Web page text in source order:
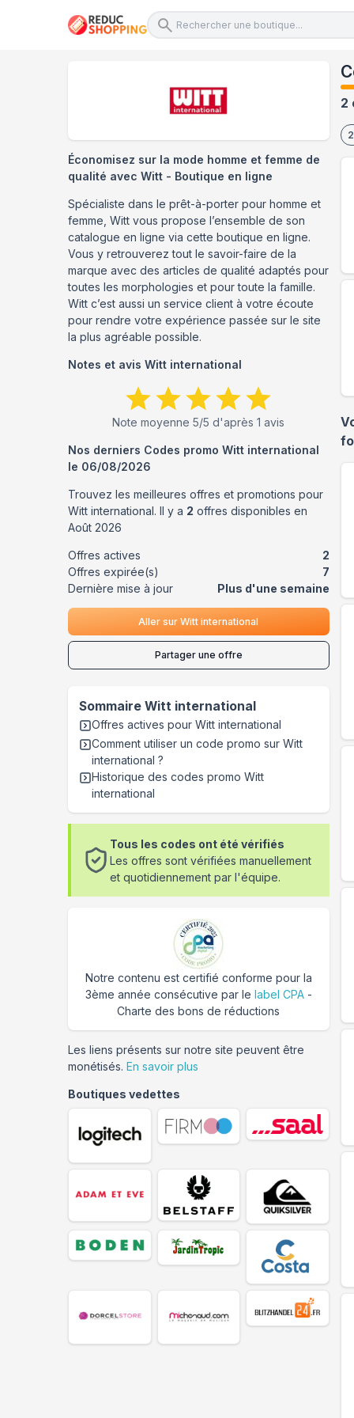
2
2
Économisez sur la mode homme et femme de
qualité avec Witt - Boutique en ligne
Spécialiste dans le prêt-à-porter pour homme et
femme, Witt vous propose l’ensemble de son
catalogue en ligne via cette boutique en ligne.
Vous y retrouverez tout le savoir-faire de la
marque avec des articles de qualité adaptés pour
toutes les morphologies et pour toute la famille.
Witt c’est aussi un service client à votre écoute
pour rendre votre expérience passée sur le site
la plus agréable possible.
Notes et avis Witt international
Note moyenne5/5 d'après1 avis
Nos derniers Codes promo Witt international
le 06/08/2026
Trouvez les meilleures offres et promotions pour
Witt international. Il y a 2 offres disponibles en
Août 2026
Offres actives
2
Offres expirée(s)
7
Dernière mise à jour
Plus d'une semaine
Aller surWitt international
Partager une offre
Sommaire Witt international
Offres actives pour Witt international
Comment utiliser un code promo sur Witt
international ?
Historique des codes promo Witt
international
Tous les codes ont été vérifiés
Les offres sont vérifiées manuellement
et quotidiennement par l'équipe.
Notre contenu est certifié conforme pour la
3ème année consécutive par le label CPA-
Charte des bons de réductions
Les liens présents sur notre site peuvent être
monétisés. En savoir plus
Boutiques vedettes